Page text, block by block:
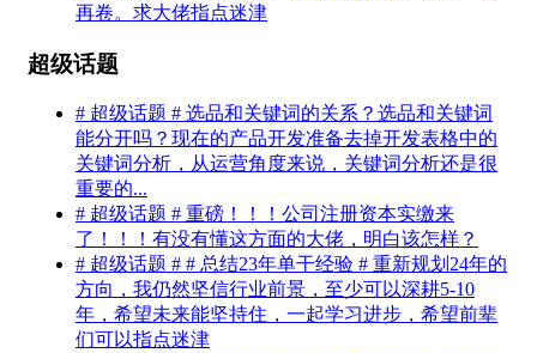
再卷。求大佬指点迷津
超级话题
# 超级话题 # 选品和关键词的关系？选品和关键词
能分开吗？现在的产品开发准备去掉开发表格中的
关键词分析，从运营角度来说，关键词分析还是很
重要的...
# 超级话题 # 重磅！！！公司注册资本实缴来
了！！！有没有懂这方面的大佬，明白该怎样？
# 超级话题 # # 总结23年单干经验 # 重新规划24年的
方向，我仍然坚信行业前景，至少可以深耕5-10
年，希望未来能坚持住，一起学习进步，希望前辈
们可以指点迷津